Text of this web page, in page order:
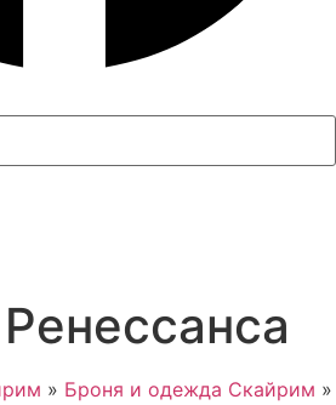
» Броня и одежда Скайрим »